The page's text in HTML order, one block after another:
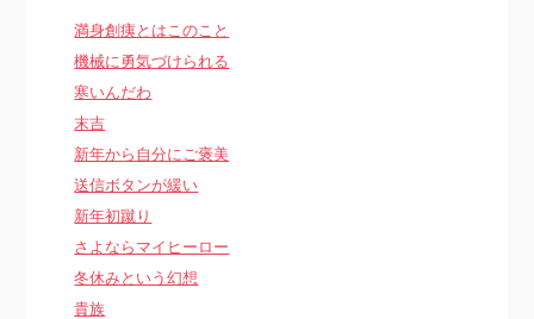
満身創痍とはこのこと
機械に勇気づけられる
寒いんだわ
末吉
新年から自分にご褒美
送信ボタンが緩い
新年初蹴り
さよならマイヒーロー
冬休みという幻想
貴族